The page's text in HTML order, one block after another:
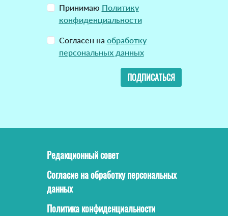
Принимаю Политику
конфиденциальности
Согласен на обработку
персональных данных
ПОДПИСАТЬСЯ
Редакционный совет
Согласие на обработку персональных
данных
Политика конфиденциальности